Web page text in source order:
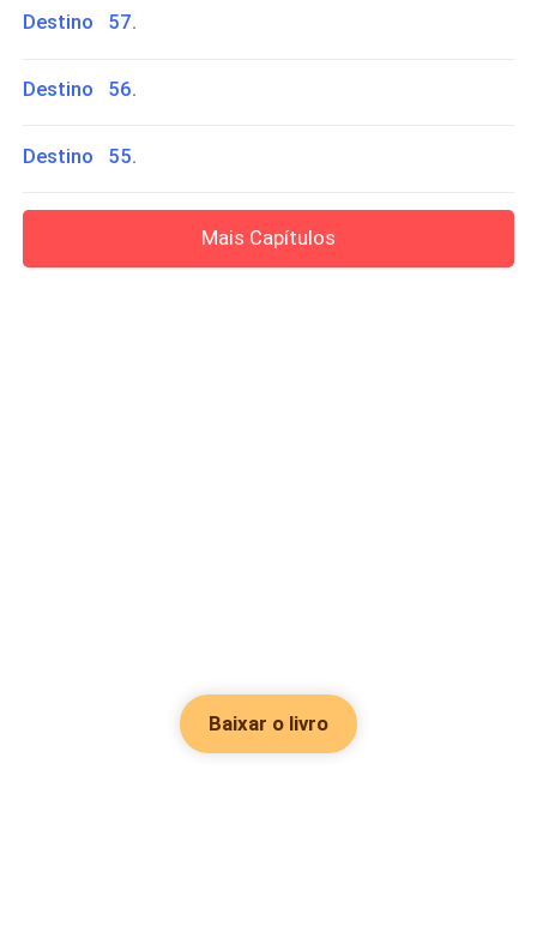
Destino 57.
Destino 56.
Destino 55.
Mais Capítulos
Baixar o livro